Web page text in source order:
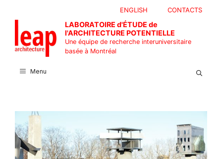
contenu
CONTACTS
ENGLISH
LABORATOIRE d'ÉTUDE de
l'ARCHITECTURE POTENTIELLE
Une équipe de recherche interuniversitaire
basée à Montréal
Menu